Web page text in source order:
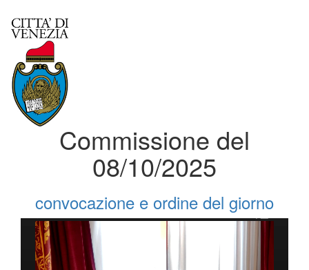
Commissione del
08/10/2025
convocazione e ordine del giorno